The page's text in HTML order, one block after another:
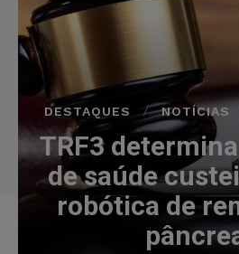
DESTAQUES NOTÍCIAS
TRF3
de saúde
robótica de